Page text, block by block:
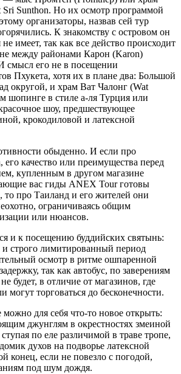
Sunthon. Но их осмотр программой
организаторы, назвав сей тур
К знакомству с островом он
имеет, так как все действо происходит
между районами Карон (Karon)
смысл его не в посещении
Пхукета, хотя их в плане два: Большой
округой, и храм Ват Чалонг (Wat
шопинге в стиле а-ля Турция или
шоу, предшествующее
крокодиловой и латексной
обыденно. И если про
его качество или преимущества перед
купленным в другом магазине
вас гиды ANEX Tour готовы
то про Таиланд и его жителей они
ограничиваясь общим
или нюансов.
и к посещению буддийских святынь:
строго лимитированный период
осмотр в ритме ошпаренной
так как автобус, по заверениям
будет, в отличие от магазинов, где
могут торговаться до бесконечности.
для себя что-то новое открыть:
джунглям в окрестностях змеиной
по еле различимой в траве тропе,
духов на подворье латексной
конец, если не повезло с погодой,
под шум дождя.